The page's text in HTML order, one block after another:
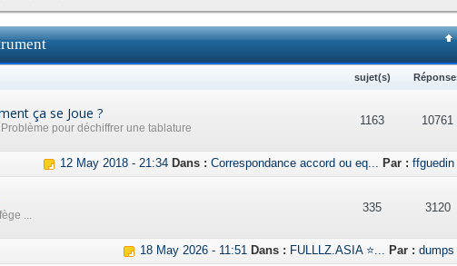
sujet(s)
ça se Joue ?
pour déchiffrer une tablature
1163 10761
12 May 2018 - 21:34 Dans : Correspondance accord ou eq... Par : ffguedin
...
335 3120
18 May 2026 - 11:51 Dans : FULLLZ.ASIA ⭐... Par : dumps